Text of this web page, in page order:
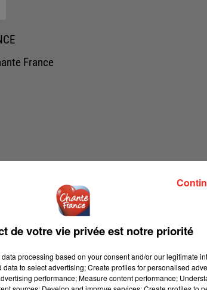
France
1 min 27
de votre vie privée est notre priorité
processing based on your consent and/or our legitimate
to select advertising; Create profiles for personalised
performance; Measure content performance;